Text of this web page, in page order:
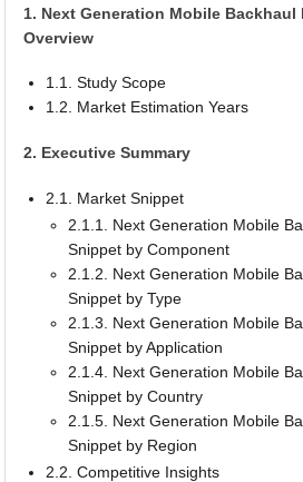
1. Next Generation Mobile Backhaul
Overview
1.1. Study Scope
1.2. Market Estimation Years
2. Executive Summary
2.1. Market Snippet
2.1.1. Next Generation Mobile
Snippet by Component
2.1.2. Next Generation Mobile
Snippet by Type
2.1.3. Next Generation Mobile
Snippet by Application
2.1.4. Next Generation Mobile
Snippet by Country
2.1.5. Next Generation Mobile
Snippet by Region
2.2. Competitive Insights